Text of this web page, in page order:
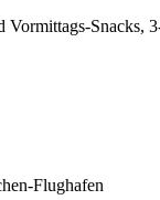
Vormittags-Snacks,
Flughafen